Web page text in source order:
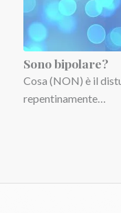
Sono bipolare?
Cosa (NON) è il
repentinamente…